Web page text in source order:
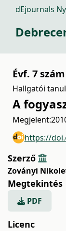
dEjournals
Évf. 7
Hallgatói
A
Megjelent:
https://
Szerző
Zoványi
Megtekintés
PDF
Licenc